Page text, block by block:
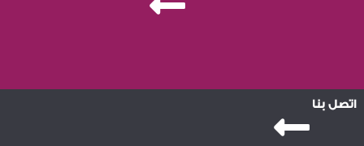
اتصل بنا